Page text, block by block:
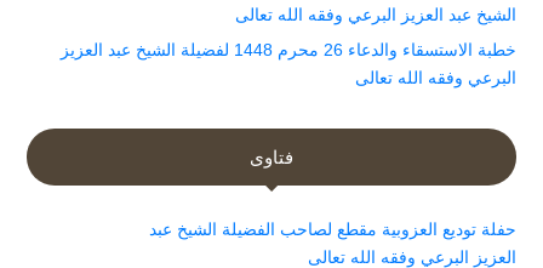
الشيخ عبد العزيز البرعي وفقه الله تعالى
خطبة الاستسقاء والدعاء 26 محرم 1448 لفضيلة الشيخ عبد العزيز
البرعي وفقه الله تعالى
فتاوى
حفلة توديع العزوبية مقطع لصاحب الفضيلة الشيخ عبد
العزيز البرعي وفقه الله تعالى